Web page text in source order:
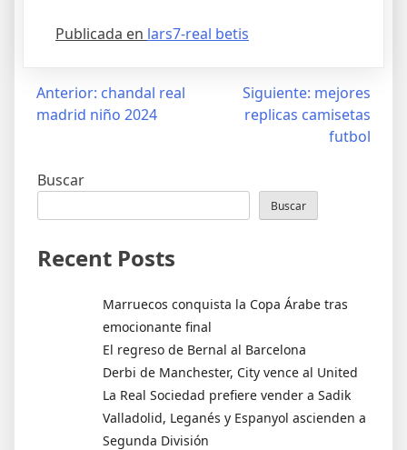
Publicada en lars7-real betis
Navegación
Anterior: chandal real
madrid niño 2024
Siguiente: mejores
replicas camisetas
futbol
Buscar
Buscar
Recent Posts
Marruecos conquista la Copa Árabe tras
emocionante final
El regreso de Bernal al Barcelona
Derbi de Manchester, City vence al United
La Real Sociedad prefiere vender a Sadik
Valladolid, Leganés y Espanyol ascienden a
Segunda División